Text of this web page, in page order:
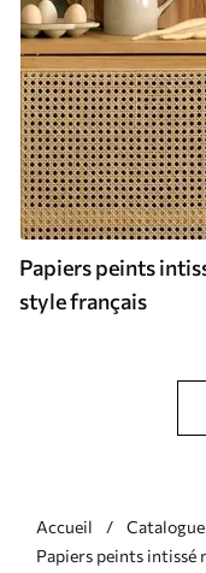
Papiers peints
style français
Accueil
Papiers peints intissé